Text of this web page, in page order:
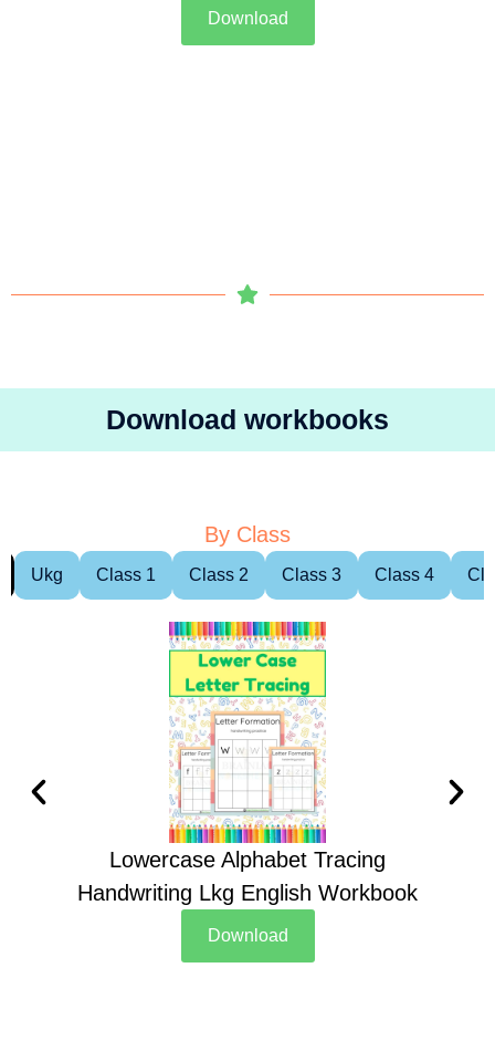
Download
Download workbooks
By Class
Ukg Class 1 Class 2 Class 3 Class 4
Lowercase Alphabet Tracing
Handwriting Lkg English Workbook
Download